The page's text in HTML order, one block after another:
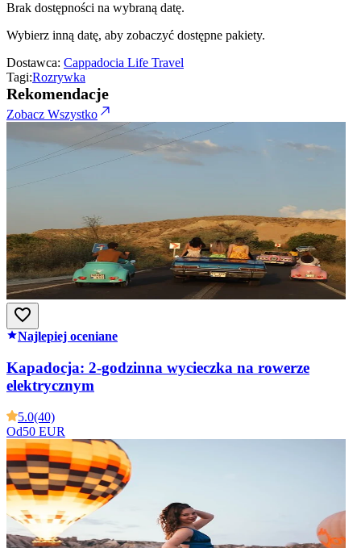
Brak dostępności na wybraną datę.
Wybierz inną datę, aby zobaczyć dostępne pakiety.
Dostawca: Cappadocia Life Travel
Tagi:Rozrywka
Rekomendacje
Zobacz Wszystko
Najlepiej oceniane
Kapadocja: 2-godzinna wycieczka na rowerze
elektrycznym
5.0(40)
Od50 EUR